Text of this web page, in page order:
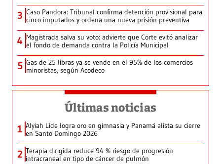
3 Caso Pandora: Tribunal confirma detención provisional para
cinco imputados y ordena una nueva prisión preventiva
4 Magistrada salva su voto: advierte que Corte evitó analizar
el fondo de demanda contra la Policía Municipal
5 Gas de 25 libras ya se vende en el 95% de los comercios
minoristas, según Acodeco
Últimas noticias
1 Alyiah Lide logra oro en gimnasia y Panamá alista su cierre
en Santo Domingo 2026
2 Terapia dirigida reduce 94 % riesgo de progresión
intracraneal en tipo de cáncer de pulmón